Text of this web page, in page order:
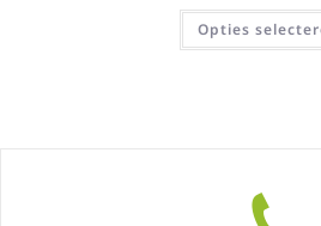
Opties